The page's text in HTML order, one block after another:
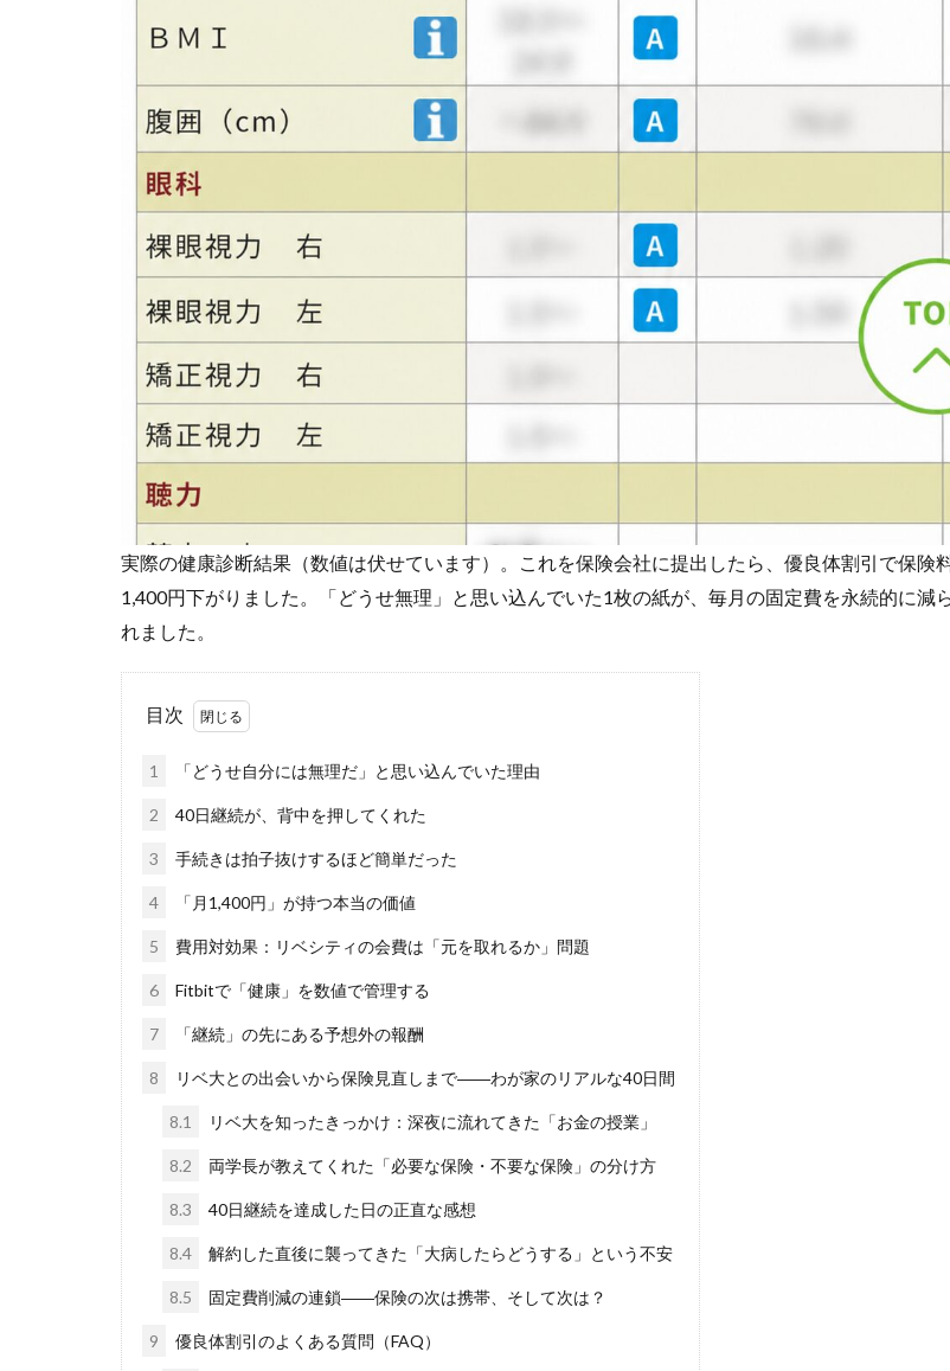
実際の健康診断結果（数値は伏せています）。これを保険会社に提出したら、優良体割引で保険
1,400円下がりました。「どうせ無理」と思い込んでいた1枚の紙が、毎月の固定費を永続的に減
れました。
目次
1 「どうせ自分には無理だ」と思い込んでいた理由
2 40日継続が、背中を押してくれた
3 手続きは拍子抜けするほど簡単だった
4 「月1,400円」が持つ本当の価値
5 費用対効果：リベシティの会費は「元を取れるか」問題
6 Fitbitで「健康」を数値で管理する
7 「継続」の先にある予想外の報酬
8 リベ大との出会いから保険見直しまで――わが家のリアルな40日間
8.1 リベ大を知ったきっかけ：深夜に流れてきた「お金の授業」
8.2 両学長が教えてくれた「必要な保険・不要な保険」の分け方
8.3 40日継続を達成した日の正直な感想
8.4 解約した直後に襲ってきた「大病したらどうする」という不安
8.5 固定費削減の連鎖――保険の次は携帯、そして次は？
9 優良体割引のよくある質問（FAQ）